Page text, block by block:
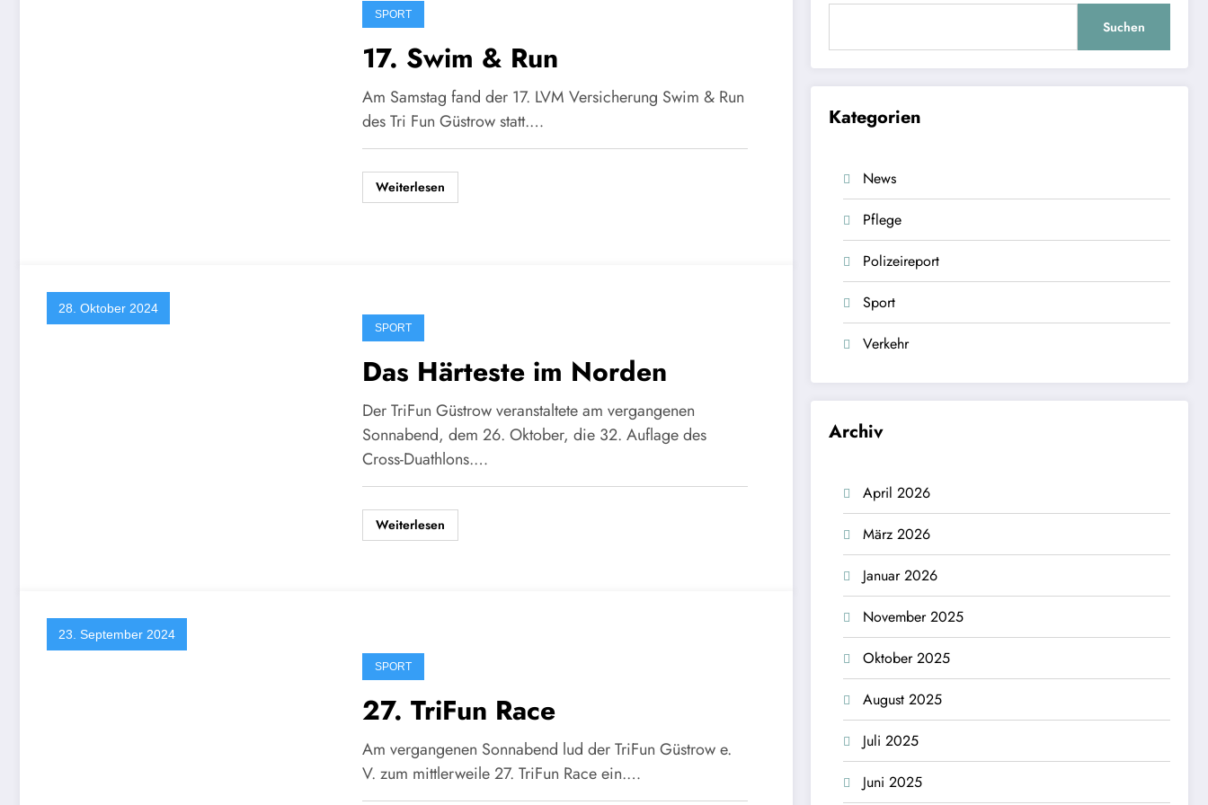
SPORT
17. Swim & Run
Am Samstag fand der 17. LVM Versicherung Swim & Run
des Tri Fun Güstrow statt.…
Weiterlesen
28. Oktober 2024
SPORT
Das Härteste im Norden
Der TriFun Güstrow veranstaltete am vergangenen
Sonnabend, dem 26. Oktober, die 32. Auflage des
Cross-Duathlons.…
Weiterlesen
23. September 2024
SPORT
27. TriFun Race
Am vergangenen Sonnabend lud der TriFun Güstrow e.
V. zum mittlerweile 27. TriFun Race ein.…
Suchen
Kategorien
News
Pflege
Polizeireport
Sport
Verkehr
Archiv
April 2026
März 2026
Januar 2026
November 2025
Oktober 2025
August 2025
Juli 2025
Juni 2025